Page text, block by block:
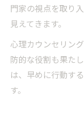
門家の視点を取り
見えてきます。
心理カウンセリン
防的な役割も果た
は、早めに行動す
す。